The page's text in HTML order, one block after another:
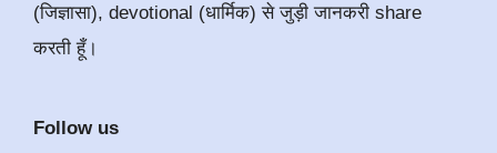
(जिज्ञासा), devotional (धार्मिक) से जुड़ी जानकरी share
करती हूँ।
Follow us